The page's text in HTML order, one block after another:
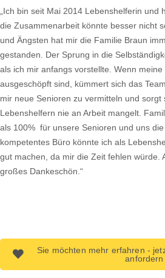
„Ich bin seit Mai 2014 Lebenshelferin und
die Zusammenarbeit könnte besser nicht
und Ängsten hat mir die Familie Braun
gestanden. Der Sprung in die
als ich mir anfangs vorstellte. Wenn
ausgeschöpft sind, kümmert sich das
mir neue Senioren zu vermitteln und sorgt
Lebenshelfern nie an Arbeit mangelt.
als 100% für unsere Senioren und uns
kompetentes Büro könnte ich als
gut machen, da mir die Zeit fehlen würde.
großes Dankeschön.“
Sie möchten mehr erfahren -
anfordern